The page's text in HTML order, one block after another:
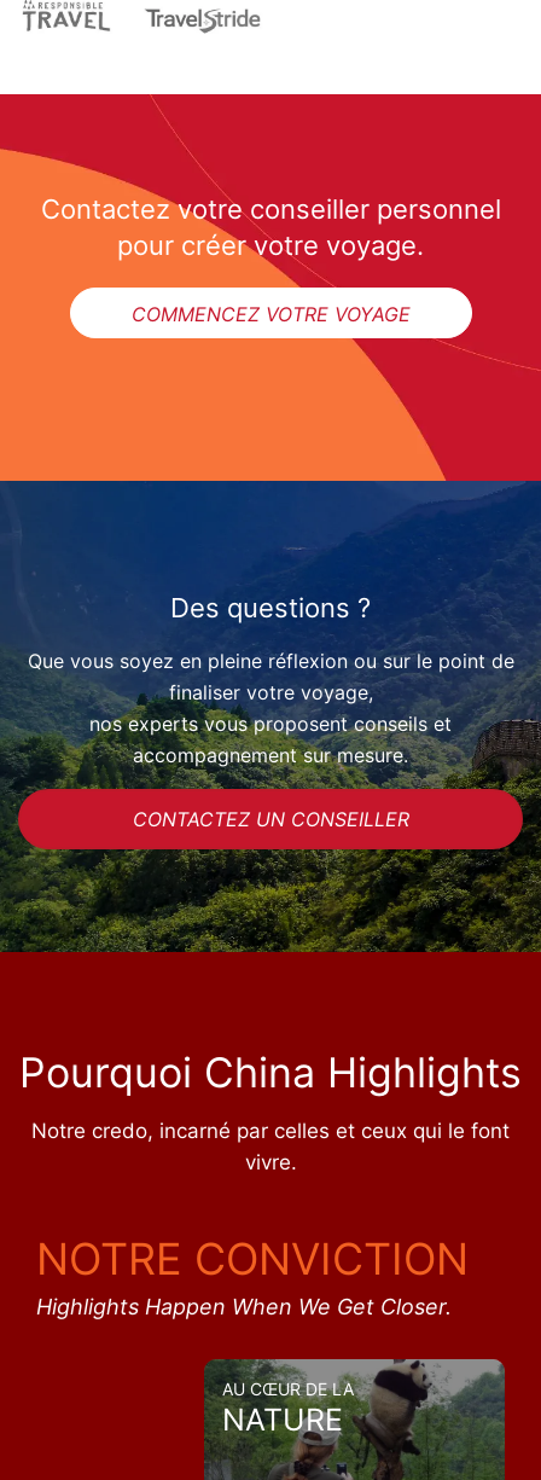
Contactez votre conseiller personnel
pour créer votre voyage.
COMMENCEZ VOTRE VOYAGE
Des questions ?
Que vous soyez en pleine réflexion ou sur le point de
finaliser votre voyage,
nos experts vous proposent conseils et
accompagnement sur mesure.
CONTACTEZ UN CONSEILLER
Pourquoi China Highlights
Notre credo, incarné par celles et ceux qui le font
vivre.
NOTRE CONVICTION
Highlights Happen When We Get Closer.
AU CŒUR DE LA
NATURE